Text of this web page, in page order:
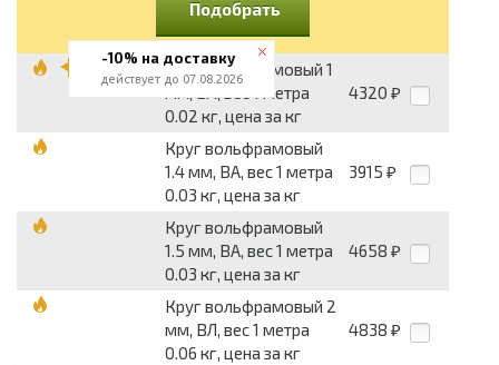
Подобрать
Круг вольфрамовый 1
мм, ВЛ, вес 1 метра
0.02 кг, цена за кг
4320 ₽
Круг вольфрамовый
1.4 мм, ВА, вес 1 метра
0.03 кг, цена за кг
3915 ₽
Круг вольфрамовый
1.5 мм, ВА, вес 1 метра
0.03 кг, цена за кг
4658 ₽
Круг вольфрамовый 2
мм, ВЛ, вес 1 метра
0.06 кг, цена за кг
4838 ₽
-10% на доставку
действует до 07.08.2026